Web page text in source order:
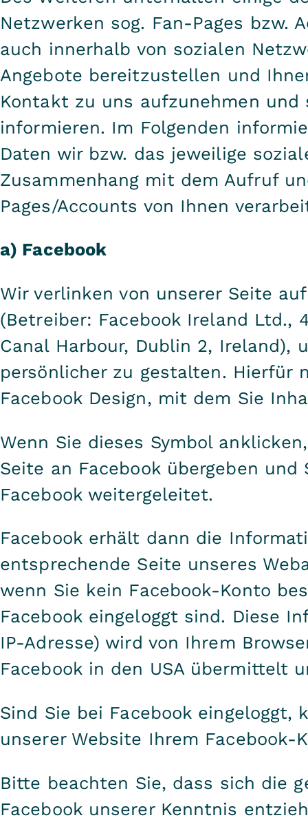
Netzwerken sog. Fan-Pages bzw.
auch innerhalb von sozialen
Angebote bereitzustellen und
Kontakt zu uns aufzunehmen und
informieren. Im Folgenden
Daten wir bzw. das jeweilige
Zusammenhang mit dem Aufruf
Pages/Accounts von Ihnen
a) Facebook
Wir verlinken von unserer Seite
(Betreiber: Facebook Ireland Ltd.,
Canal Harbour, Dublin 2, Ireland),
persönlicher zu gestalten. Hierfür
Facebook Design, mit dem Sie
Wenn Sie dieses Symbol
Seite an Facebook übergeben
Facebook weitergeleitet.
Facebook erhält dann die
entsprechende Seite unseres
wenn Sie kein Facebook-Konto
Facebook eingeloggt sind. Diese
IP-Adresse) wird von Ihrem
Facebook in den USA übermittelt
Sind Sie bei Facebook eingeloggt,
unserer Website Ihrem Facebook-
Bitte beachten Sie, dass sich die
Facebook unserer Kenntnis